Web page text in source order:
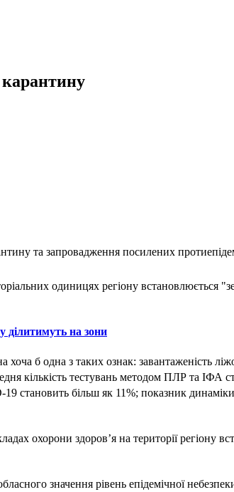
та запровадження посилених
одиницях регіону
ділитимуть на зони
б одна з таких ознак: завантаженість
кількість тестувань методом ПЛР та ІФА
становить більш як 11%; показник
охорони здоров’я на території регіону
значення рівень епідемічної